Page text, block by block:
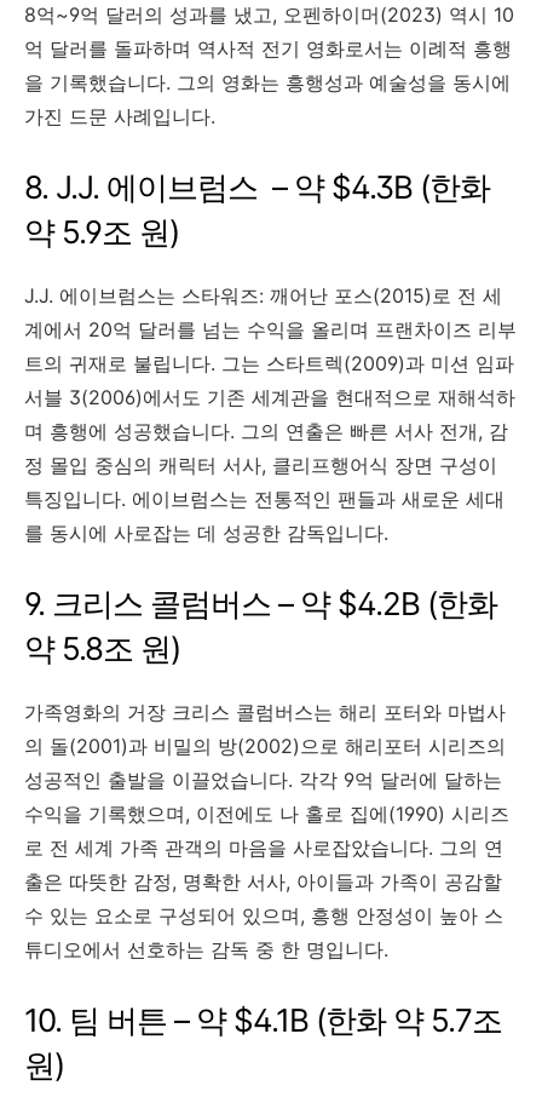
8억~9억 달러의 성과를 냈고, 오펜하이머(2023) 역시 10
억 달러를 돌파하며 역사적 전기 영화로서는 이례적 흥행
을 기록했습니다. 그의 영화는 흥행성과 예술성을 동시에
가진 드문 사례입니다.
8. J.J. 에이브럼스 – 약 $4.3B (한화
약 5.9조 원)
J.J. 에이브럼스는 스타워즈: 깨어난 포스(2015)로 전 세
계에서 20억 달러를 넘는 수익을 올리며 프랜차이즈 리부
트의 귀재로 불립니다. 그는 스타트렉(2009)과 미션 임파
서블 3(2006)에서도 기존 세계관을 현대적으로 재해석하
며 흥행에 성공했습니다. 그의 연출은 빠른 서사 전개, 감
정 몰입 중심의 캐릭터 서사, 클리프행어식 장면 구성이
특징입니다. 에이브럼스는 전통적인 팬들과 새로운 세대
를 동시에 사로잡는 데 성공한 감독입니다.
9. 크리스 콜럼버스 – 약 $4.2B (한화
약 5.8조 원)
가족영화의 거장 크리스 콜럼버스는 해리 포터와 마법사
의 돌(2001)과 비밀의 방(2002)으로 해리포터 시리즈의
성공적인 출발을 이끌었습니다. 각각 9억 달러에 달하는
수익을 기록했으며, 이전에도 나 홀로 집에(1990) 시리즈
로 전 세계 가족 관객의 마음을 사로잡았습니다. 그의 연
출은 따뜻한 감정, 명확한 서사, 아이들과 가족이 공감할
수 있는 요소로 구성되어 있으며, 흥행 안정성이 높아 스
튜디오에서 선호하는 감독 중 한 명입니다.
10. 팀 버튼 – 약 $4.1B (한화 약 5.7조
원)